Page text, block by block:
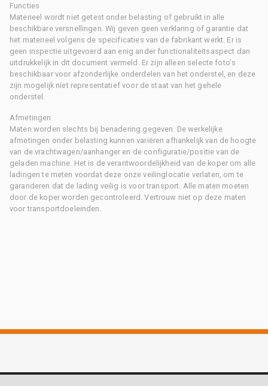
Functies
Materieel wordt niet getest onder belasting of gebruikt in alle
beschikbare versnellingen. Wij geven geen verklaring of garantie dat
het materieel volgens de specificaties van de fabrikant werkt. Er is
geen inspectie uitgevoerd aan enig ander functionaliteitsaspect dan
uitdrukkelijk in dit document vermeld. Er zijn alleen selecte foto's
beschikbaar voor afzonderlijke onderdelen van het onderstel, en deze
zijn mogelijk niet representatief voor de staat van het gehele
onderstel.
Afmetingen
Maten worden slechts bij benadering gegeven. De werkelijke
afmetingen onder belasting kunnen variëren afhankelijk van de hoogte
van de vrachtwagen/aanhanger en de configuratie/positie van de
geladen machine. Het is de verantwoordelijkheid van de koper om alle
ladingen te meten voordat deze onze veilinglocatie verlaten, om te
garanderen dat de lading veilig is voor transport. Alle maten moeten
door de koper worden gecontroleerd. Vertrouw niet op deze maten
voor transportdoeleinden.